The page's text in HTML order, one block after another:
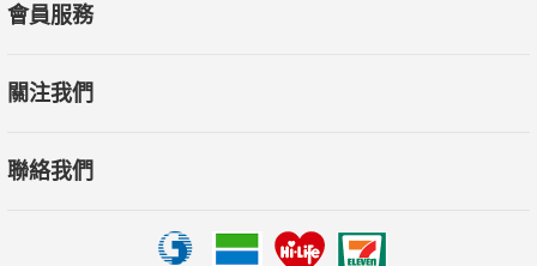
會員服務
關注我們
聯絡我們